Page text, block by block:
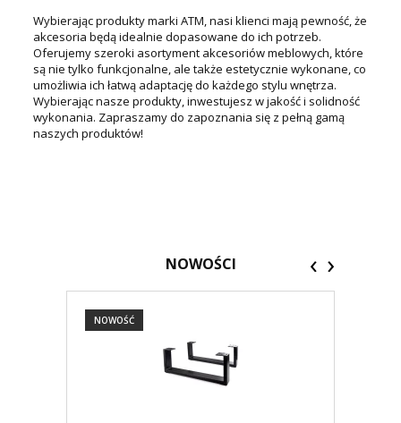
Wybierając produkty marki ATM, nasi klienci mają pewność, że
akcesoria będą idealnie dopasowane do ich potrzeb.
Oferujemy szeroki asortyment akcesoriów meblowych, które
są nie tylko funkcjonalne, ale także estetycznie wykonane, co
umożliwia ich łatwą adaptację do każdego stylu wnętrza.
Wybierając nasze produkty, inwestujesz w jakość i solidność
wykonania. Zapraszamy do zapoznania się z pełną gamą
naszych produktów!
NOWOŚCI
NOWOŚĆ
‹ ›